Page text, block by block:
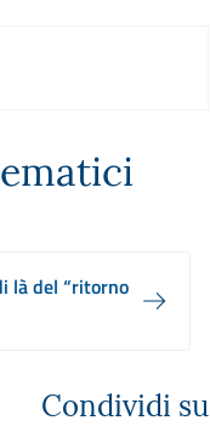
là del “ritorno
Condividi su